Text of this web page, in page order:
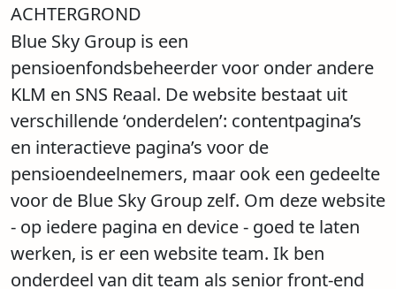
ACHTERGROND
Blue Sky Group is een
pensioenfondsbeheerder voor onder andere
KLM en SNS Reaal. De website bestaat uit
verschillende ‘onderdelen’: contentpagina’s
en interactieve pagina’s voor de
pensioendeelnemers, maar ook een gedeelte
voor de Blue Sky Group zelf. Om deze website
- op iedere pagina en device - goed te laten
werken, is er een website team. Ik ben
onderdeel van dit team als senior front-end